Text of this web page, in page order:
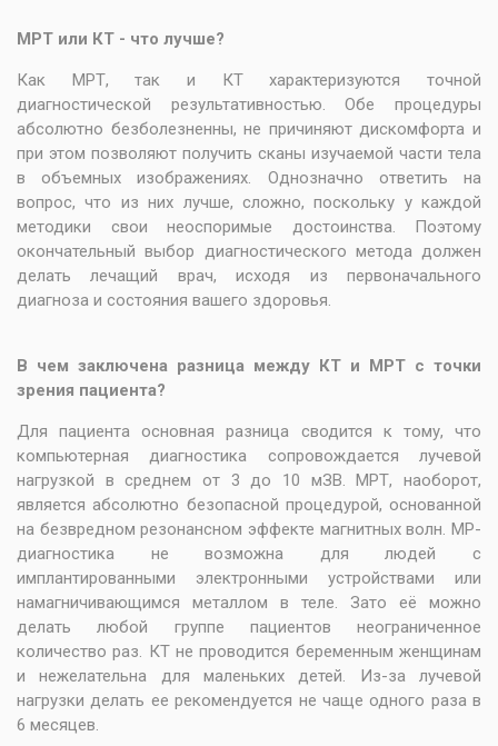
МРТ или КТ - что лучше?
Как МРТ, так и КТ характеризуются точной
диагностической результативностью. Обе процедуры
абсолютно безболезненны, не причиняют дискомфорта и
при этом позволяют получить сканы изучаемой части тела
в объемных изображениях. Однозначно ответить на
вопрос, что из них лучше, сложно, поскольку у каждой
методики свои неоспоримые достоинства. Поэтому
окончательный выбор диагностического метода должен
делать лечащий врач, исходя из первоначального
диагноза и состояния вашего здоровья.
В чем заключена разница между КТ и МРТ с точки
зрения пациента?
Для пациента основная разница сводится к тому, что
компьютерная диагностика сопровождается лучевой
нагрузкой в среднем от 3 до 10 мЗВ. МРТ, наоборот,
является абсолютно безопасной процедурой, основанной
на безвредном резонансном эффекте магнитных волн. МР-
диагностика не возможна для людей с
имплантированными электронными устройствами или
намагничивающимся металлом в теле. Зато её можно
делать любой группе пациентов неограниченное
количество раз. КТ не проводится беременным женщинам
и нежелательна для маленьких детей. Из-за лучевой
нагрузки делать ее рекомендуется не чаще одного раза в
6 месяцев.